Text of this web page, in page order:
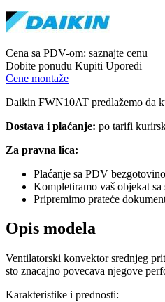
Cena sa PDV-om: saznajte cenu
Dobite ponudu Kupiti Uporedi
Cene montaže
Daikin FWN10AT predlažemo da
Dostava i plaćanje: po tarifi
Za pravna lica:
Plaćanje sa PDV
Kompletiramo vaš objekat
Pripremimo prateće
Opis modela
Ventilatorski konvektor srednjeg
sto znacajno povecava njegove
Karakteristike i prednosti: